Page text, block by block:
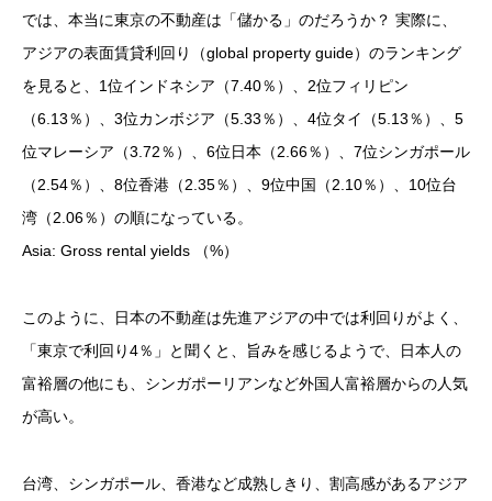
では、本当に東京の不動産は「儲かる」のだろうか？ 実際に、
アジアの表面賃貸利回り（global property guide）のランキング
を見ると、1位インドネシア（7.40％）、2位フィリピン
（6.13％）、3位カンボジア（5.33％）、4位タイ（5.13％）、5
位マレーシア（3.72％）、6位日本（2.66％）、7位シンガポール
（2.54％）、8位香港（2.35％）、9位中国（2.10％）、10位台
湾（2.06％）の順になっている。
Asia: Gross rental yields （%）
このように、日本の不動産は先進アジアの中では利回りがよく、
「東京で利回り4％」と聞くと、旨みを感じるようで、日本人の
富裕層の他にも、シンガポーリアンなど外国人富裕層からの人気
が高い。
台湾、シンガポール、香港など成熟しきり、割高感があるアジア